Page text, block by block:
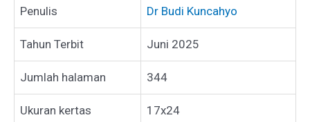
Penulis Dr Budi Kuncahyo
Tahun Terbit Juni 2025
Jumlah halaman 344
Ukuran kertas 17x24